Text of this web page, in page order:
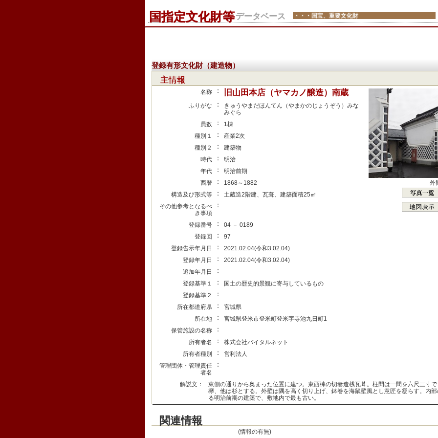
国指定文化財等データベース ・・・国宝、重要文化財
登録有形文化財（建造物）
主情報
名称 ： 旧山田本店（ヤマカノ醸造）南蔵
ふりがな ：
きゅうやまだほんてん（やまかのじょうぞう）みな
みぐら
員数
：
1棟
種別１
：
産業2次
種別２
：
建築物
時代
：
明治
年代
：
明治前期
西暦
：
1868～1882
構造及び形式等
：
土蔵造2階建、瓦葺、建築面積25㎡
その他参考となるべ
き事項
：
登録番号 ：
04 － 0189
登録回
：
97
登録告示年月日
：
2021.02.04(令和3.02.04)
登録年月日
：
2021.02.04(令和3.02.04)
追加年月日
：
登録基準１ ：
国土の歴史的景観に寄与しているもの
登録基準２
：
所在都道府県 ：
宮城県
所在地
：
宮城県登米市登米町登米字寺池九日町1
保管施設の名称
：
所有者名 ：
株式会社バイタルネット
所有者種別
：
営利法人
管理団体・管理責任
者名
：
外
解説文：
東側の通りから奥まった位置に建つ。東西棟の切妻造桟瓦葺。柱間は一間を六尺三寸
欅、他は杉とする。外壁は隅を高く切り上げ、鉢巻を海鼠壁風とし意匠を凝らす。内
る明治前期の建築で、敷地内で最も古い。
関連情報
(情報の有無)